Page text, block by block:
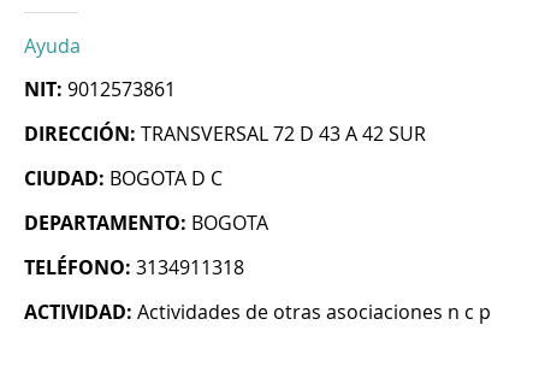
Ayuda
NIT: 9012573861
DIRECCIÓN: TRANSVERSAL 72 D 43 A 42 SUR
CIUDAD: BOGOTA D C
DEPARTAMENTO: BOGOTA
TELÉFONO: 3134911318
ACTIVIDAD: Actividades de otras asociaciones n c p